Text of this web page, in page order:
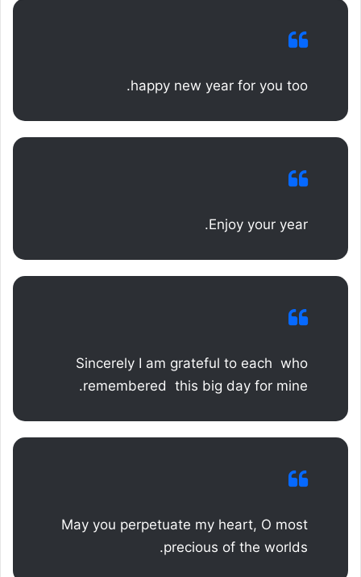
happy new year for you too.
Enjoy your year.
Sincerely I am grateful to each who
remembered this big day for mine.
May you perpetuate my heart, O most
precious of the worlds.